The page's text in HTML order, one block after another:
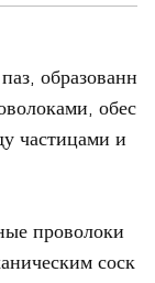
образованн
обес
частицами и
проволоки
соск